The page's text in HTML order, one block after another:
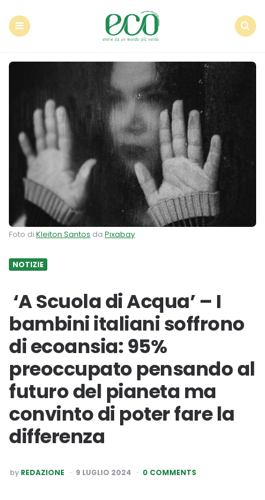
Foto di Kleiton Santos da Pixabay
NOTIZIE
‘A Scuola di Acqua’ – I
bambini italiani soffrono
di ecoansia: 95%
preoccupato pensando al
futuro del pianeta ma
convinto di poter fare la
differenza
POSTED
BY
by REDAZIONE 9 LUGLIO 2024 0 COMMENTS